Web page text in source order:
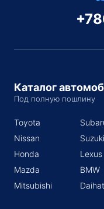
Каталог
Под полную пошлину
Toyota
Nissan
Honda
Mazda
Mitsubishi
Suzuki
Lexus
BMW